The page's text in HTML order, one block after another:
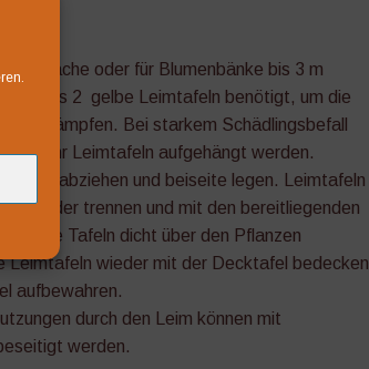
oder für Blumenbänke bis 3 m
2 gelbe Leimtafeln benötigt, um die
zu bekämpfen. Bei starkem Schädlingsbefall
mehr Leimtafeln aufgehängt werden.
oben abziehen und beiseite legen. Leimtafeln
trennen und mit den bereitliegenden
Die Tafeln dicht über den Pflanzen
Leimtafeln wieder mit der Decktafel bedecken
aufbewahren.
durch den Leim können mit
werden.